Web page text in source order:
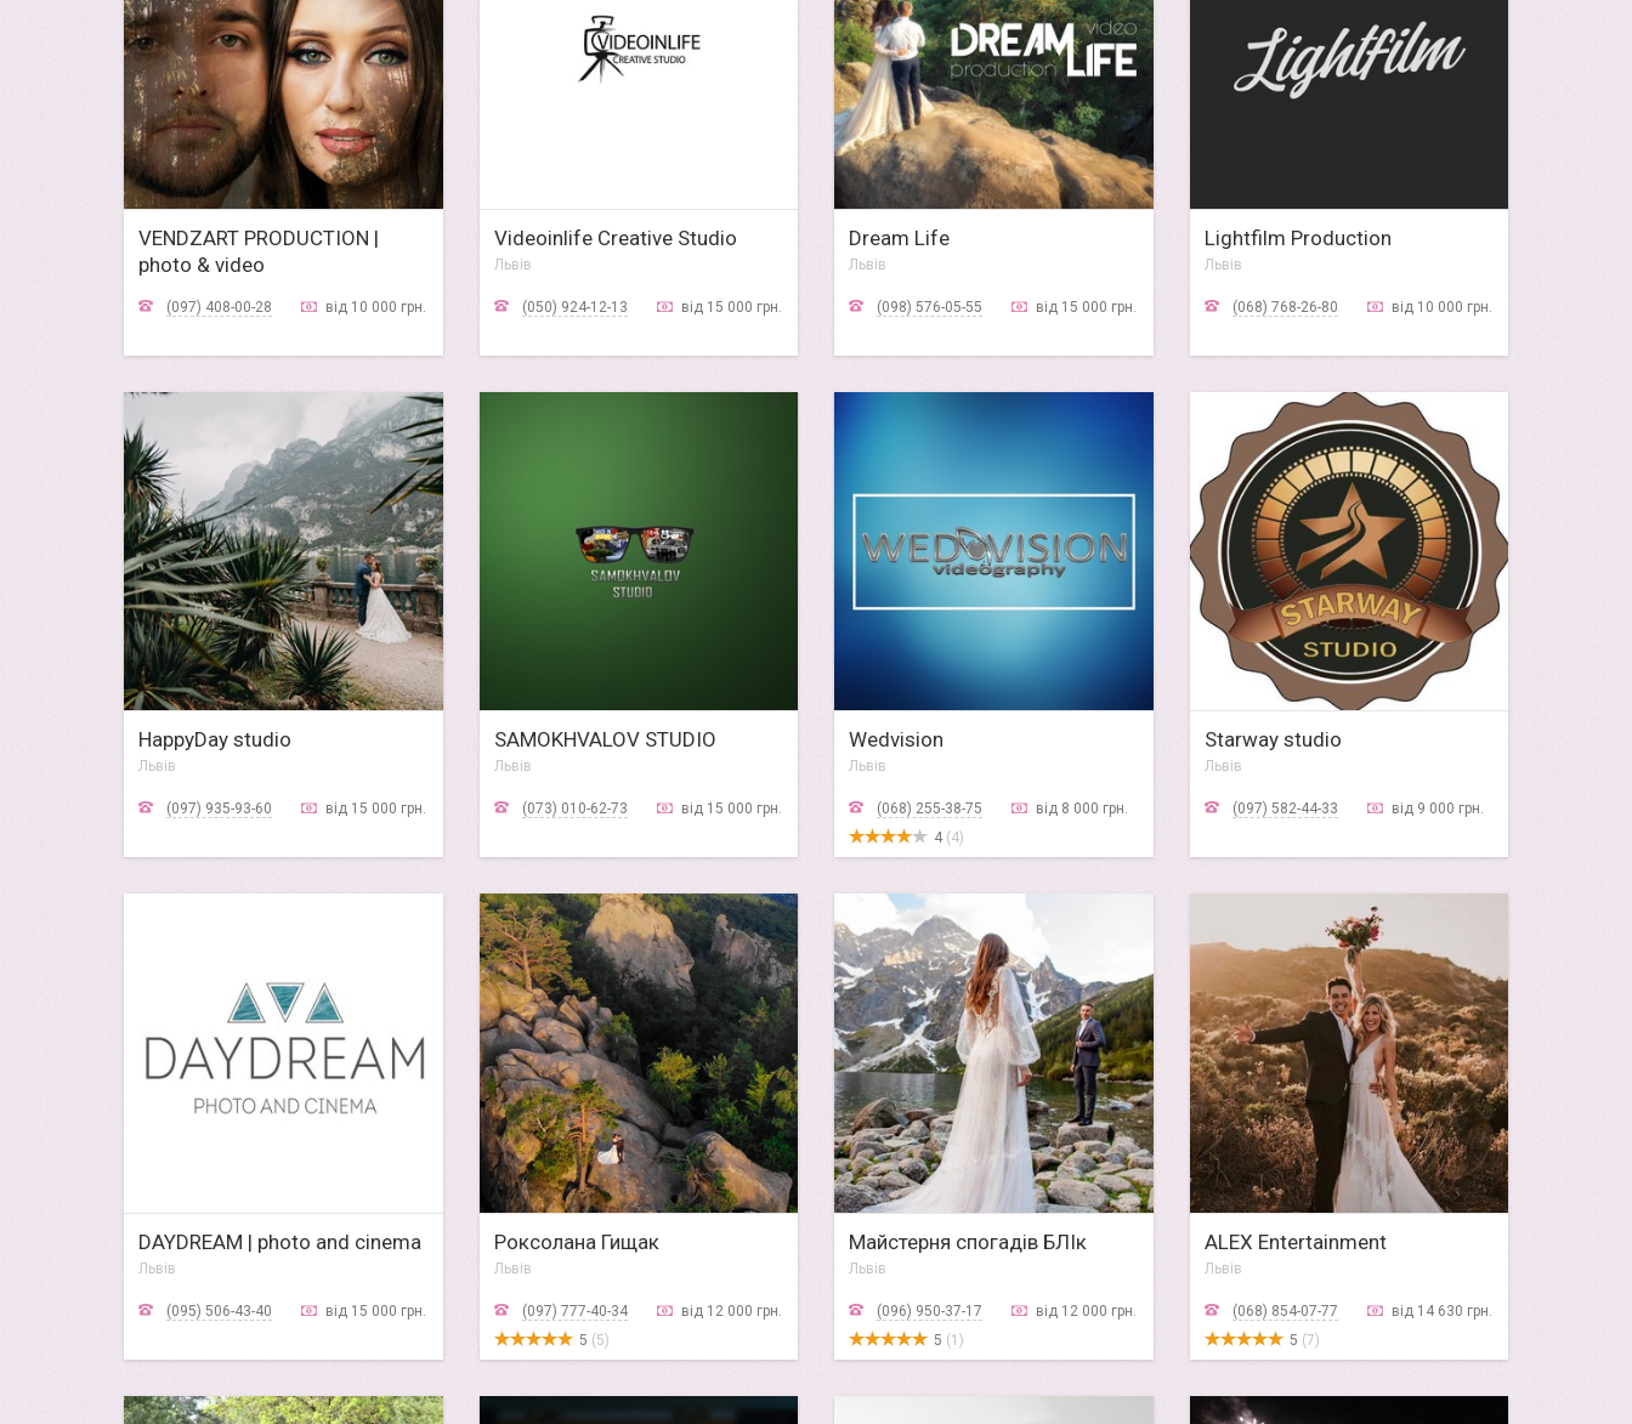
VENDZART PRODUCTION |
photo & video
(097) 408-00-28
від 10 000 грн.
Videoinlife Creative Studio
Львів
(050) 924-12-13 від 15 000 грн.
Dream Life
Львів
(098) 576-05-55 від 15 000 грн.
Lightfilm Production
Львів
(068) 768-26-80 від 10 000 грн.
HappyDay studio
Львів
(097) 935-93-60 від 15 000 грн.
SAMOKHVALOV STUDIO
Львів
(073) 010-62-73 від 15 000 грн.
Wedvision
Львів
(068) 255-38-75
від 8 000 грн.
4 (4)
Starway studio
Львів
(097) 582-44-33 від 9 000 грн.
DAYDREAM | photo and cinema
Львів
(095) 506-43-40 від 15 000 грн.
Роксолана Гищак
Львів
(097) 777-40-34
від 12 000 грн.
5 (5)
Майстерня спогадів БЛІк
Львів
(096) 950-37-17
від 12 000 грн.
5 (1)
ALEX Entertainment
Львів
(068) 854-07-77
від 14 630 грн.
5 (7)